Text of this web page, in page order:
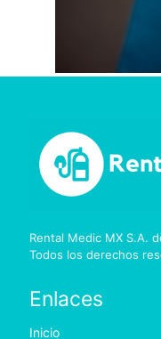
Rental Medic MX S.A.
Todos los derechos
Enlaces
Inicio